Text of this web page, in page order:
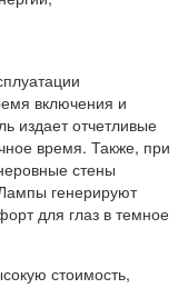
включения и
издает отчетливые
время. Также, при
стены
генерируют
для глаз в темное
стоимость,